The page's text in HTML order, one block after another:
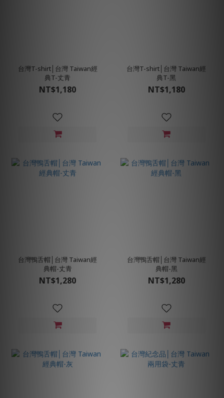
台灣T-shirt│台灣 Taiwan經
典T-丈青
NT$1,180
台灣T-shirt│台灣 Taiwan經
典T-黑
NT$1,180
台灣鴨舌帽│台灣 Taiwan經
典帽-丈青
NT$1,280
台灣鴨舌帽│台灣 Taiwan經
典帽-黑
NT$1,280